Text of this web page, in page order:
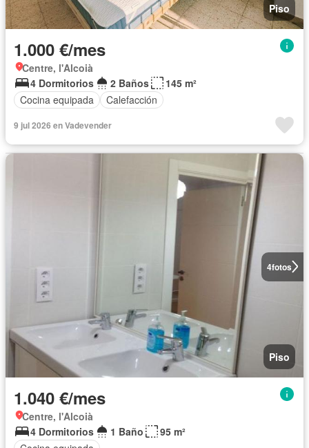
Piso
1.000 €/mes
Centre, l'Alcoià
4 Dormitorios
2 Baños
145 m²
Cocina equipada
Calefacción
9 jul 2026 en Vadevender
4fotos
Piso
1.040 €/mes
Centre, l'Alcoià
4 Dormitorios
1 Baño
95 m²